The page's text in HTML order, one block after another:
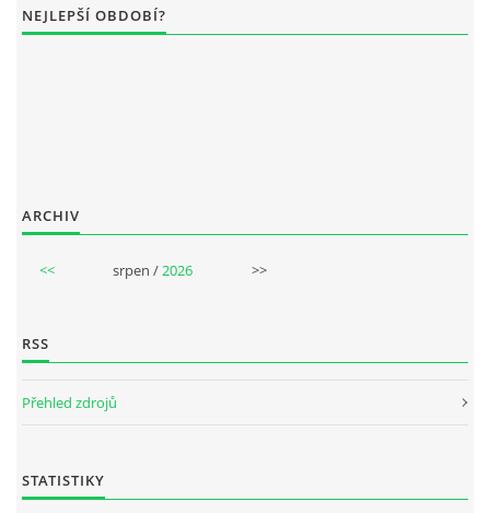
NAHRÁVACÍ FREKVENCE
JOHN LENNON - ALBA
NEJLEPŠÍ OBDOBÍ?
ARCHIV
<< srpen /2026 >>
RSS
Přehled zdrojů
STATISTIKY